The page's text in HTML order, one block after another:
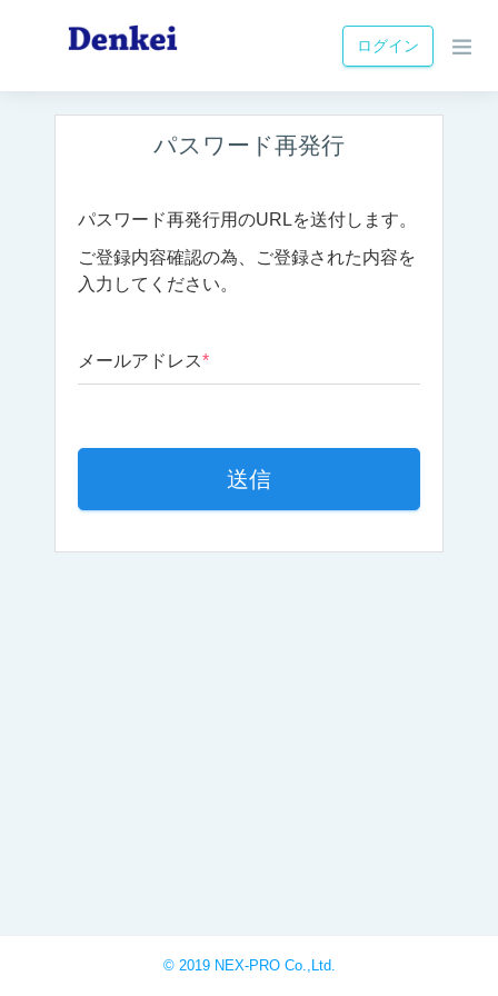
ログイン
パスワード再発行
パスワード再発行用のURLを送付します。
ご登録内容確認の為、ご登録された内容を
入力してください。
メールアドレス*
送信
© 2019 NEX-PRO Co.,Ltd.